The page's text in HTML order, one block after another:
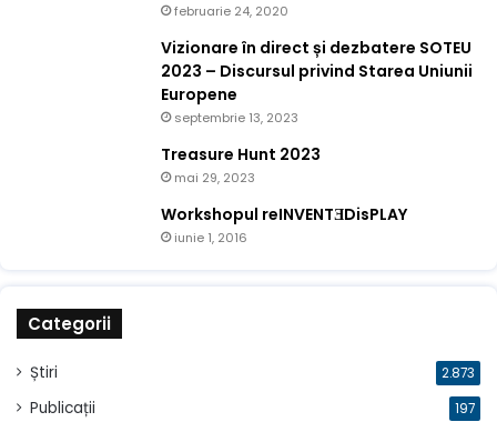
februarie 24, 2020
Vizionare în direct și dezbatere SOTEU
2023 – Discursul privind Starea Uniunii
Europene
septembrie 13, 2023
Treasure Hunt 2023
mai 29, 2023
Workshopul reINVENTƎDisPLAY
iunie 1, 2016
Categorii
Știri 2.873
Publicații 197